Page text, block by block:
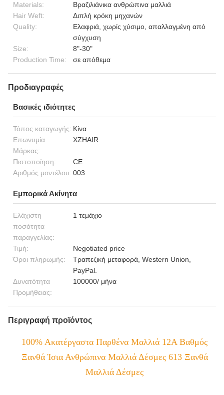
Materials:
Βραζιλιάνικα ανθρώπινα μαλλιά
Hair Weft:
Διπλή κρόκη μηχανών
Quality:
Ελαφριά, χωρίς χύσιμο, απαλλαγμένη από
σύγχυση
Size:
8"-30"
Production Time:
σε απόθεμα
Προδιαγραφές
Βασικές ιδιότητες
Τόπος καταγωγής: Κίνα
Επωνυμία
Μάρκας:
XZHAIR
Πιστοποίηση:
CE
Αριθμός μοντέλου: 003
Εμπορικά Ακίνητα
Ελάχιστη
ποσότητα
παραγγελίας:
1 τεμάχιο
Τιμή:
Negotiated price
Όροι πληρωμής:
Τραπεζική μεταφορά, Western Union,
PayPal.
Δυνατότητα
Προμήθειας:
100000/ μήνα
Περιγραφή προϊόντος
100% Ακατέργαστα Παρθένα Μαλλιά 12A Βαθμός
Ξανθά Ίσια Ανθρώπινα Μαλλιά Δέσμες 613 Ξανθά
Μαλλιά Δέσμες